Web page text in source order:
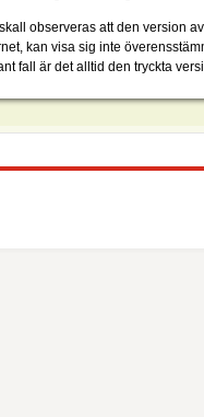
observeras att den version
kan visa sig inte
fall är det alltid den tryckta